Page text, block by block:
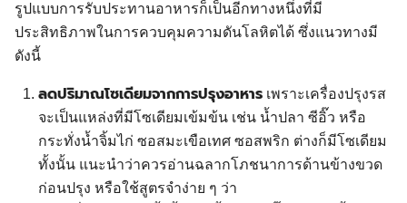
รูปแบบการรับประทานอาหารก็เป็นอีกทางหนึ่งที่มี
ประสิทธิภาพในการควบคุมความดันโลหิตได้ ซึ่งแนวทางมี
ดังนี้
ลดปริมาณโซเดียมจากการปรุงอาหารเพราะเครื่องปรุงรส
จะเป็นแหล่งที่มีโซเดียมเข้มข้น เช่น น้ำปลา ซีอิ๊ว หรือ
กระทั่งน้ำจิ้มไก่ ซอสมะเขือเทศ ซอสพริก ต่างก็มีโซเดียม
ทั้งนั้น แนะนำว่าควรอ่านฉลากโภชนาการด้านข้างขวด
ก่อนปรุง หรือใช้สูตรจำง่าย ๆ ว่า